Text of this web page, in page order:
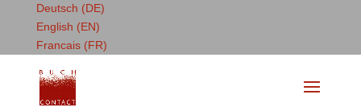
Deutsch (DE)
English (EN)
Francais (FR)